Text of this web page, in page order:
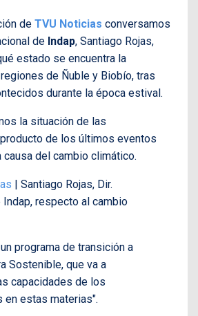
de TVU Noticias conversamos
de Indap, Santiago Rojas,
estado se encuentra la
de Ñuble y Biobío, tras
durante la época estival.
la situación de las
de los últimos eventos
del cambio climático.
| Santiago Rojas, Dir.
Indap, respecto al cambio
programa de transición a
Sostenible, que va a
capacidades de los
en estas materias".